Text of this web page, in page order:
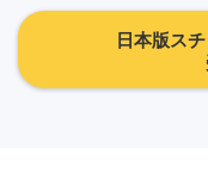
日本版ス